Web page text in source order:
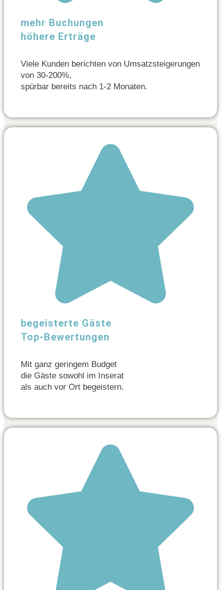
mehr Buchungen
höhere Erträge
Viele Kunden berichten von Umsatzsteigerungen
von 30-200%,
spürbar bereits nach 1-2 Monaten.
begeisterte Gäste
Top-Bewertungen
Mit ganz geringem Budget
die Gäste sowohl im Inserat
als auch vor Ort begeistern.